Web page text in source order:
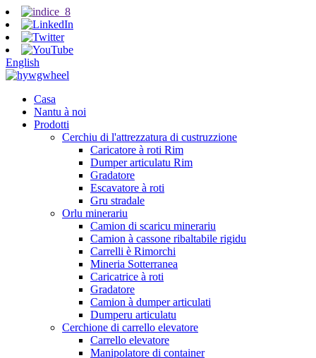
English
Casa
Nantu à noi
Prodotti
Cerchiu di l'attrezzatura di custruzzione
Caricatore à roti Rim
Dumper articulatu Rim
Gradatore
Escavatore à roti
Gru stradale
Orlu minerariu
Camion di scaricu minerariu
Camion à cassone ribaltabile rigidu
Carrelli è Rimorchi
Mineria Sotterranea
Caricatrice à roti
Gradatore
Camion à dumper articulati
Dumperu articulatu
Cerchione di carrello elevatore
Carrello elevatore
Manipolatore di container